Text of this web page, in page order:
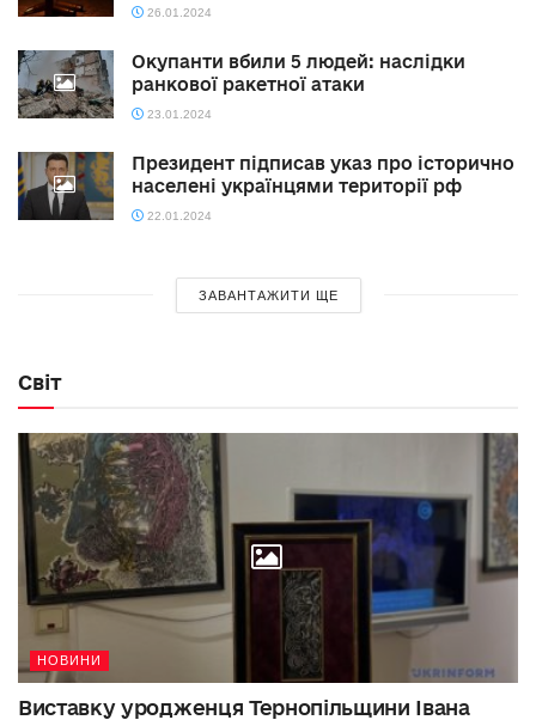
26.01.2024
Окупанти вбили 5 людей: наслідки
ранкової ракетної атаки
23.01.2024
Президент підписав указ про історично
населені українцями території рф
22.01.2024
ЗАВАНТАЖИТИ ЩЕ
Світ
НОВИНИ
Виставку уродженця Тернопільщини Івана